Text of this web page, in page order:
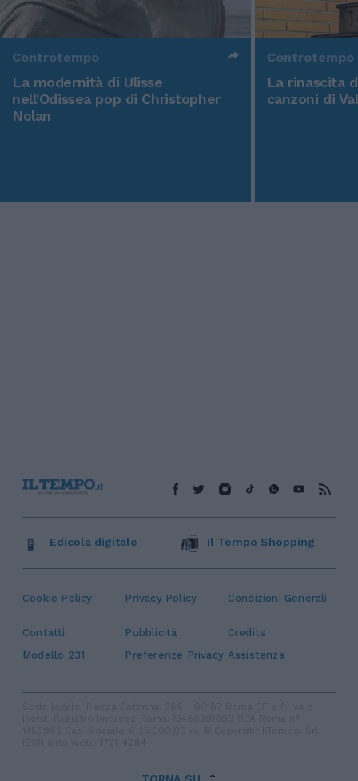
Controtempo
La modernità di Ulisse
nell'Odissea pop di Christopher
Nolan
Controtempo
La rinascita
canzoni di
Cookie Policy Privacy Policy Condizioni Generali
Contatti Pubblicità
Credits
Modello 231
Preferenze Privacy Assistenza
Edicola digitale Il Tempo Shopping